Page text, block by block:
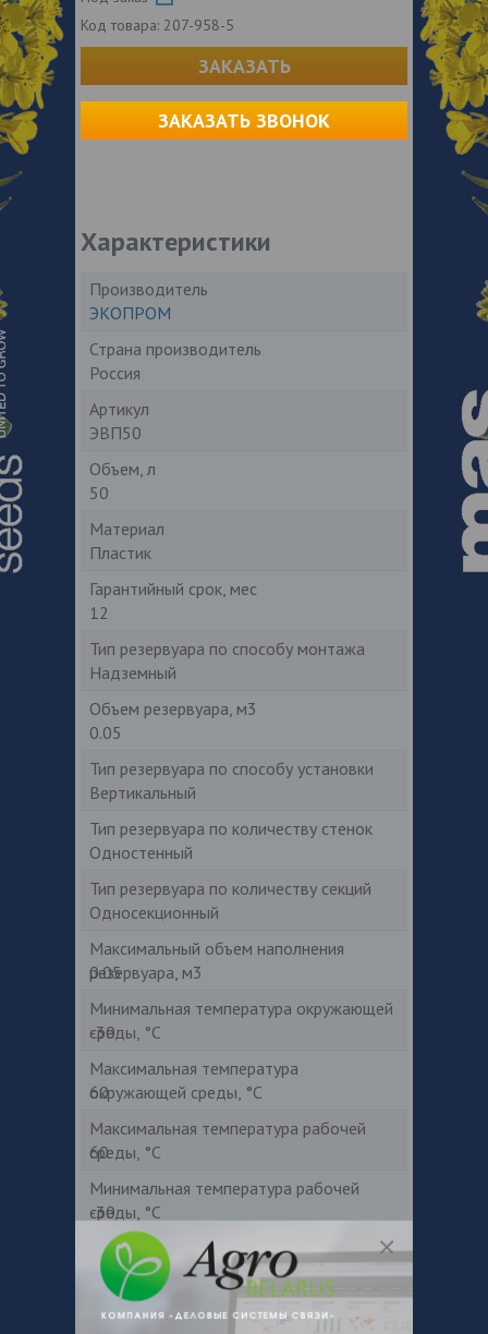
Код товара: 207-958-5
ЗАКАЗАТЬ
ЗАКАЗАТЬ ЗВОНОК
Характеристики
Производитель
ЭКОПРОМ
Страна производитель
Россия
Артикул
ЭВП50
Объем, л
50
Материал
Пластик
Гарантийный срок, мес
12
Тип резервуара по способу монтажа
Надземный
Объем резервуара, м3
0.05
Тип резервуара по способу установки
Вертикальный
Тип резервуара по количеству стенок
Одностенный
Тип резервуара по количеству секций
Односекционный
Максимальный объем наполнения
резервуара, м3
0.05
Минимальная температура окружающей
среды, °С
-30
Максимальная температура
окружающей среды, °С
60
Максимальная температура рабочей
среды, °С
60
Минимальная температура рабочей
среды, °С
-30
Объем, л
50
ВxШxД, мм
280x380x590